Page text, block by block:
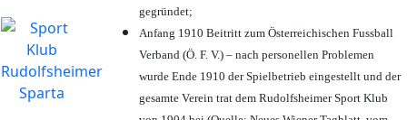
gegründet;
Anfang 1910 Beitritt zum Österreichischen Fussball
Verband (Ö. F. V.) – nach personellen Problemen
wurde Ende 1910 der Spielbetrieb eingestellt und der
gesamte Verein trat dem Rudolfsheimer Sport Klub